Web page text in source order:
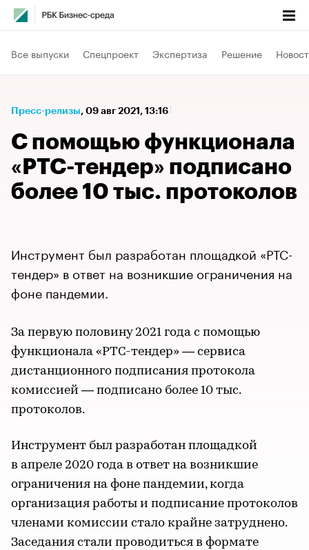
Все выпуски Спецпроект Экспертиза Решение
Пресс-релизы⁠, 09 авг 2021, 13:16
С помощью функционала
«РТС-тендер» подписано
более 10 тыс. протоколов
Инструмент был разработан площадкой «РТС-
тендер» в ответ на возникшие ограничения на
фоне пандемии.
За первую половину 2021 года с помощью
функционала «РТС-тендер» — сервиса
дистанционного подписания протокола
комиссией — подписано более 10 тыс.
протоколов.
Инструмент был разработан площадкой
в апреле 2020 года в ответ на возникшие
ограничения на фоне пандемии, когда
организация работы и подписание протоколов
членами комиссии стало крайне затруднено.
Заседания стали проводиться в формате